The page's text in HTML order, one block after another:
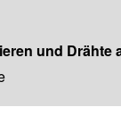
und Drähte